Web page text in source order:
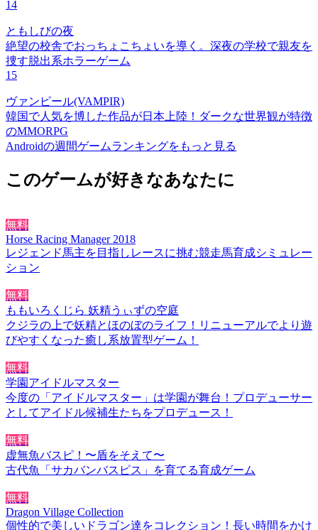
14
ともしびの夜
絶望の校舎でおっちょこちょいを導く。深夜の学校で親友を
捜す脱出系ホラーゲーム
15
ヴァンピール(VAMPIR)
韓国で人気を博した作品が日本上陸！ダークな世界観が特徴
のMMORPG
Androidの週間ゲームランキングをもっと見る
このゲームが好きなあなたに
無料
Horse Racing Manager 2018
レジェンド馬主を目指しレースに挑む競走馬育成シミュレー
ション
無料
ももいろくじら 妖精うぃずの空庭
クジラの上で妖精とほのぼのライフ！リニューアルでより遊
びやすくなった癒し系放置型ゲーム！
無料
学園アイドルマスター
今度の「アイドルマスター」は学園が舞台！プロデューサー
としてアイドル候補生たちをプロデュース！
無料
虚無魚バスピ！〜盾をそえて〜
古代魚「サカバンバスピス」を育てる育成ゲーム
無料
Dragon Village Collection
個性的で美しいドラゴン達をコレクション！長い時間をかけ